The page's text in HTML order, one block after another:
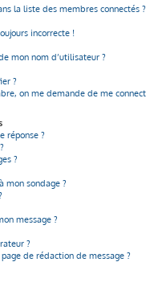
la liste des membres connectés ?
incorrecte !
mon nom d’utilisateur ?
?
on me demande de me
réponse ?
?
mon sondage ?
message ?
?
de rédaction de message ?